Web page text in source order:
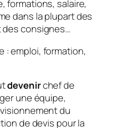
formations, salaire,
dans la plupart des
consignes…
devenirchef de
une équipe,
du
de devis pour la